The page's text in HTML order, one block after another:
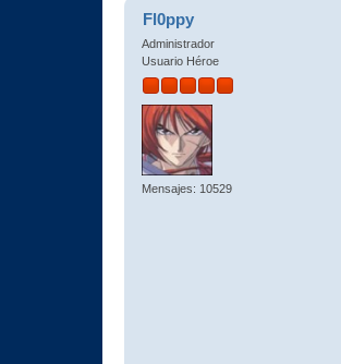
Fl0ppy
Administrador
Usuario Héroe
Mensajes: 10529